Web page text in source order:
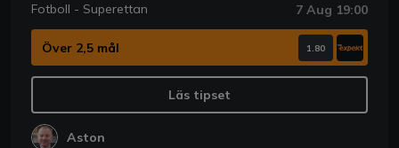
Fotboll - Superettan 7 Aug 19:00
Över 2,5 mål 1.80
Läs tipset
Aston